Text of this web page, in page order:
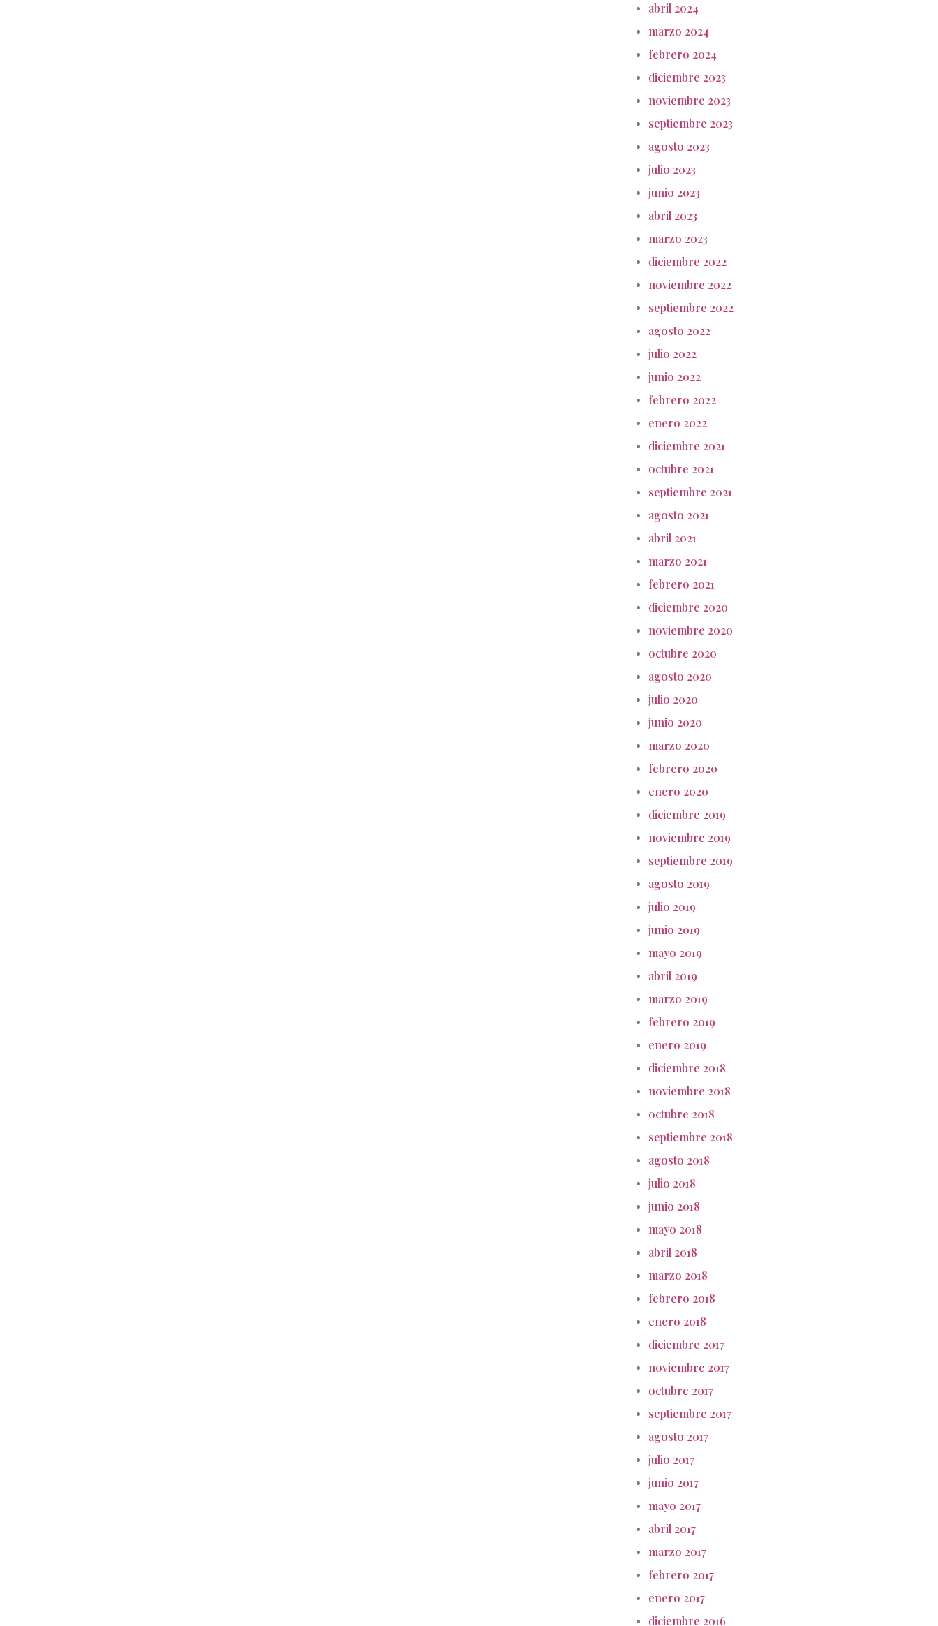
abril 2024
marzo 2024
febrero 2024
diciembre 2023
noviembre 2023
septiembre 2023
agosto 2023
julio 2023
junio 2023
abril 2023
marzo 2023
diciembre 2022
noviembre 2022
septiembre 2022
agosto 2022
julio 2022
junio 2022
febrero 2022
enero 2022
diciembre 2021
octubre 2021
septiembre 2021
agosto 2021
abril 2021
marzo 2021
febrero 2021
diciembre 2020
noviembre 2020
octubre 2020
agosto 2020
julio 2020
junio 2020
marzo 2020
febrero 2020
enero 2020
diciembre 2019
noviembre 2019
septiembre 2019
agosto 2019
julio 2019
junio 2019
mayo 2019
abril 2019
marzo 2019
febrero 2019
enero 2019
diciembre 2018
noviembre 2018
octubre 2018
septiembre 2018
agosto 2018
julio 2018
junio 2018
mayo 2018
abril 2018
marzo 2018
febrero 2018
enero 2018
diciembre 2017
noviembre 2017
octubre 2017
septiembre 2017
agosto 2017
julio 2017
junio 2017
mayo 2017
abril 2017
marzo 2017
febrero 2017
enero 2017
diciembre 2016